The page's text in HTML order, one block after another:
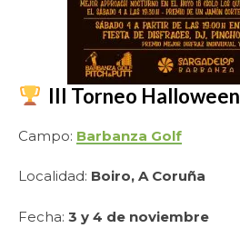
III Torneo Halloween
Campo: Barbanza Golf
Localidad: Boiro, A Coruña
Fecha: 3 y 4 de noviembre